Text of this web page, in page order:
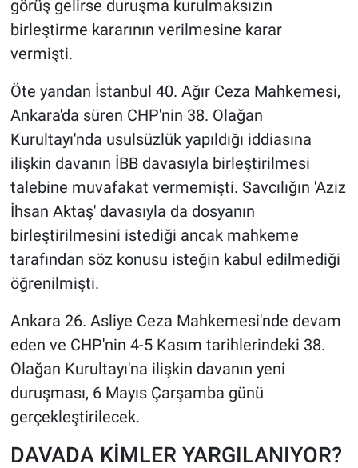
görüş gelirse duruşma kurulmaksızın
birleştirme kararının verilmesine karar
vermişti.
Öte yandan İstanbul 40. Ağır Ceza Mahkemesi,
Ankara'da süren CHP'nin 38. Olağan
Kurultayı'nda usulsüzlük yapıldığı iddiasına
ilişkin davanın İBB davasıyla birleştirilmesi
talebine muvafakat vermemişti. Savcılığın 'Aziz
İhsan Aktaş' davasıyla da dosyanın
birleştirilmesini istediği ancak mahkeme
tarafından söz konusu isteğin kabul edilmediği
öğrenilmişti.
Ankara 26. Asliye Ceza Mahkemesi'nde devam
eden ve CHP'nin 4-5 Kasım tarihlerindeki 38.
Olağan Kurultayı'na ilişkin davanın yeni
duruşması, 6 Mayıs Çarşamba günü
gerçekleştirilecek.
DAVADA KİMLER YARGILANIYOR?